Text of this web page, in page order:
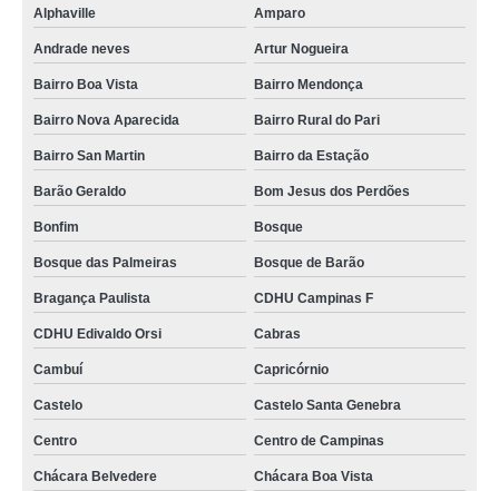
Alphaville Amparo
Andrade neves Artur Nogueira
Bairro Boa Vista Bairro Mendonça
Bairro Nova Aparecida Bairro Rural do Pari
Bairro San Martin Bairro da Estação
Barão Geraldo Bom Jesus dos Perdões
Bonfim Bosque
Bosque das Palmeiras Bosque de Barão
Bragança Paulista CDHU Campinas F
CDHU Edivaldo Orsi Cabras
Cambuí Capricórnio
Castelo Castelo Santa Genebra
Centro Centro de Campinas
Chácara Belvedere Chácara Boa Vista